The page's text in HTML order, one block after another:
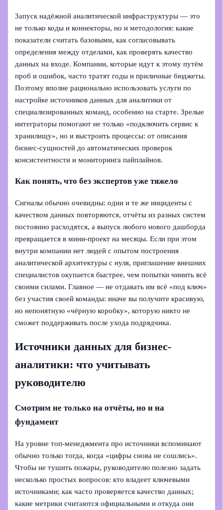
Запуск надёжной аналитической инфраструктуры — это
не только коды и коннекторы, но и методология: какие
показатели считать базовыми, как согласовывать
определения между отделами, как проверять качество
данных на входе. Компании, которые идут к этому путём
проб и ошибок, часто тратят годы и приличные бюджеты.
Поэтому вполне рационально использовать услуги по
настройке источников данных для аналитики от
специализированных команд, особенно на старте. Зрелые
интеграторы помогают не только «подключить сервис к
хранилищу», но и выстроить процессы: от описания
бизнес‑сущностей до автоматических проверок
консистентности и мониторинга пайплайнов.
Как понять, что без экспертов уже тяжело
Сигналы обычно очевидны: одни и те же инциденты с
качеством данных повторяются, отчёты из разных систем
постоянно расходятся, а выпуск любого нового дашборда
превращается в мини‑проект на месяцы. Если при этом
внутри компании нет людей с опытом построения
аналитической архитектуры с нуля, приглашение внешних
специалистов окупается быстрее, чем попытки чинить всё
своими силами. Главное — не отдавать им всё «под ключ»
без участия своей команды: иначе вы получите красивую,
но непонятную «чёрную коробку», которую никто не
сможет поддерживать после ухода подрядчика.
Источники данных для бизнес-
аналитики: что учитывать
руководителю
Смотрим не только на отчёты, но и на
фундамент
На уровне топ‑менеджмента про источники вспоминают
обычно только тогда, когда «цифры снова не сошлись».
Чтобы не тушить пожары, руководителю полезно задать
несколько простых вопросов: кто владеет ключевыми
источниками; как часто проверяется качество данных;
какие метрики считаются официальными и откуда они